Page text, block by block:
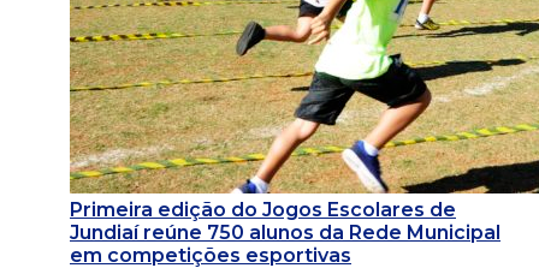
Primeira edição do Jogos Escolares de
Jundiaí reúne 750 alunos da Rede Municipal
em competições esportivas